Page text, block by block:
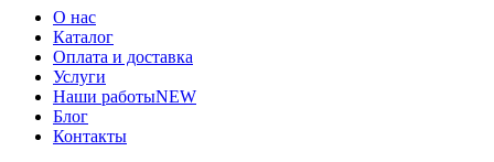
О нас
Каталог
Оплата и доставка
Услуги
Наши работыNEW
Блог
Контакты